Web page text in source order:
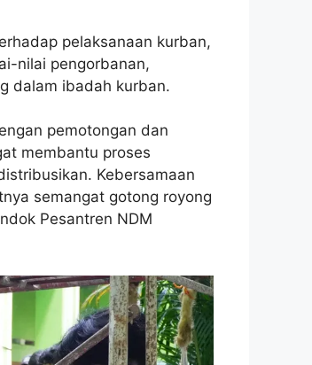
pelaksanaan kurban,
nilai pengorbanan,
dalam ibadah kurban.
pemotongan dan
membantu proses
Kebersamaan
semangat gotong royong
Pesantren NDM